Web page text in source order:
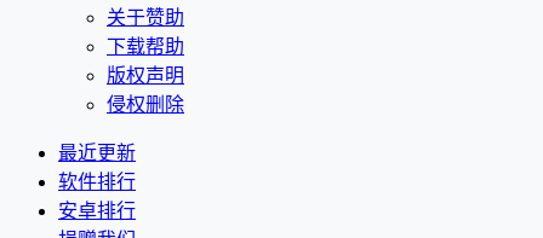
关于赞助
下载帮助
版权声明
侵权删除
最近更新
软件排行
安卓排行